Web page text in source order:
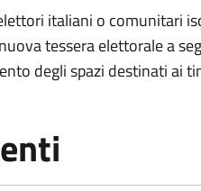
italiani o comunitari
tessera elettorale a
degli spazi destinati ai